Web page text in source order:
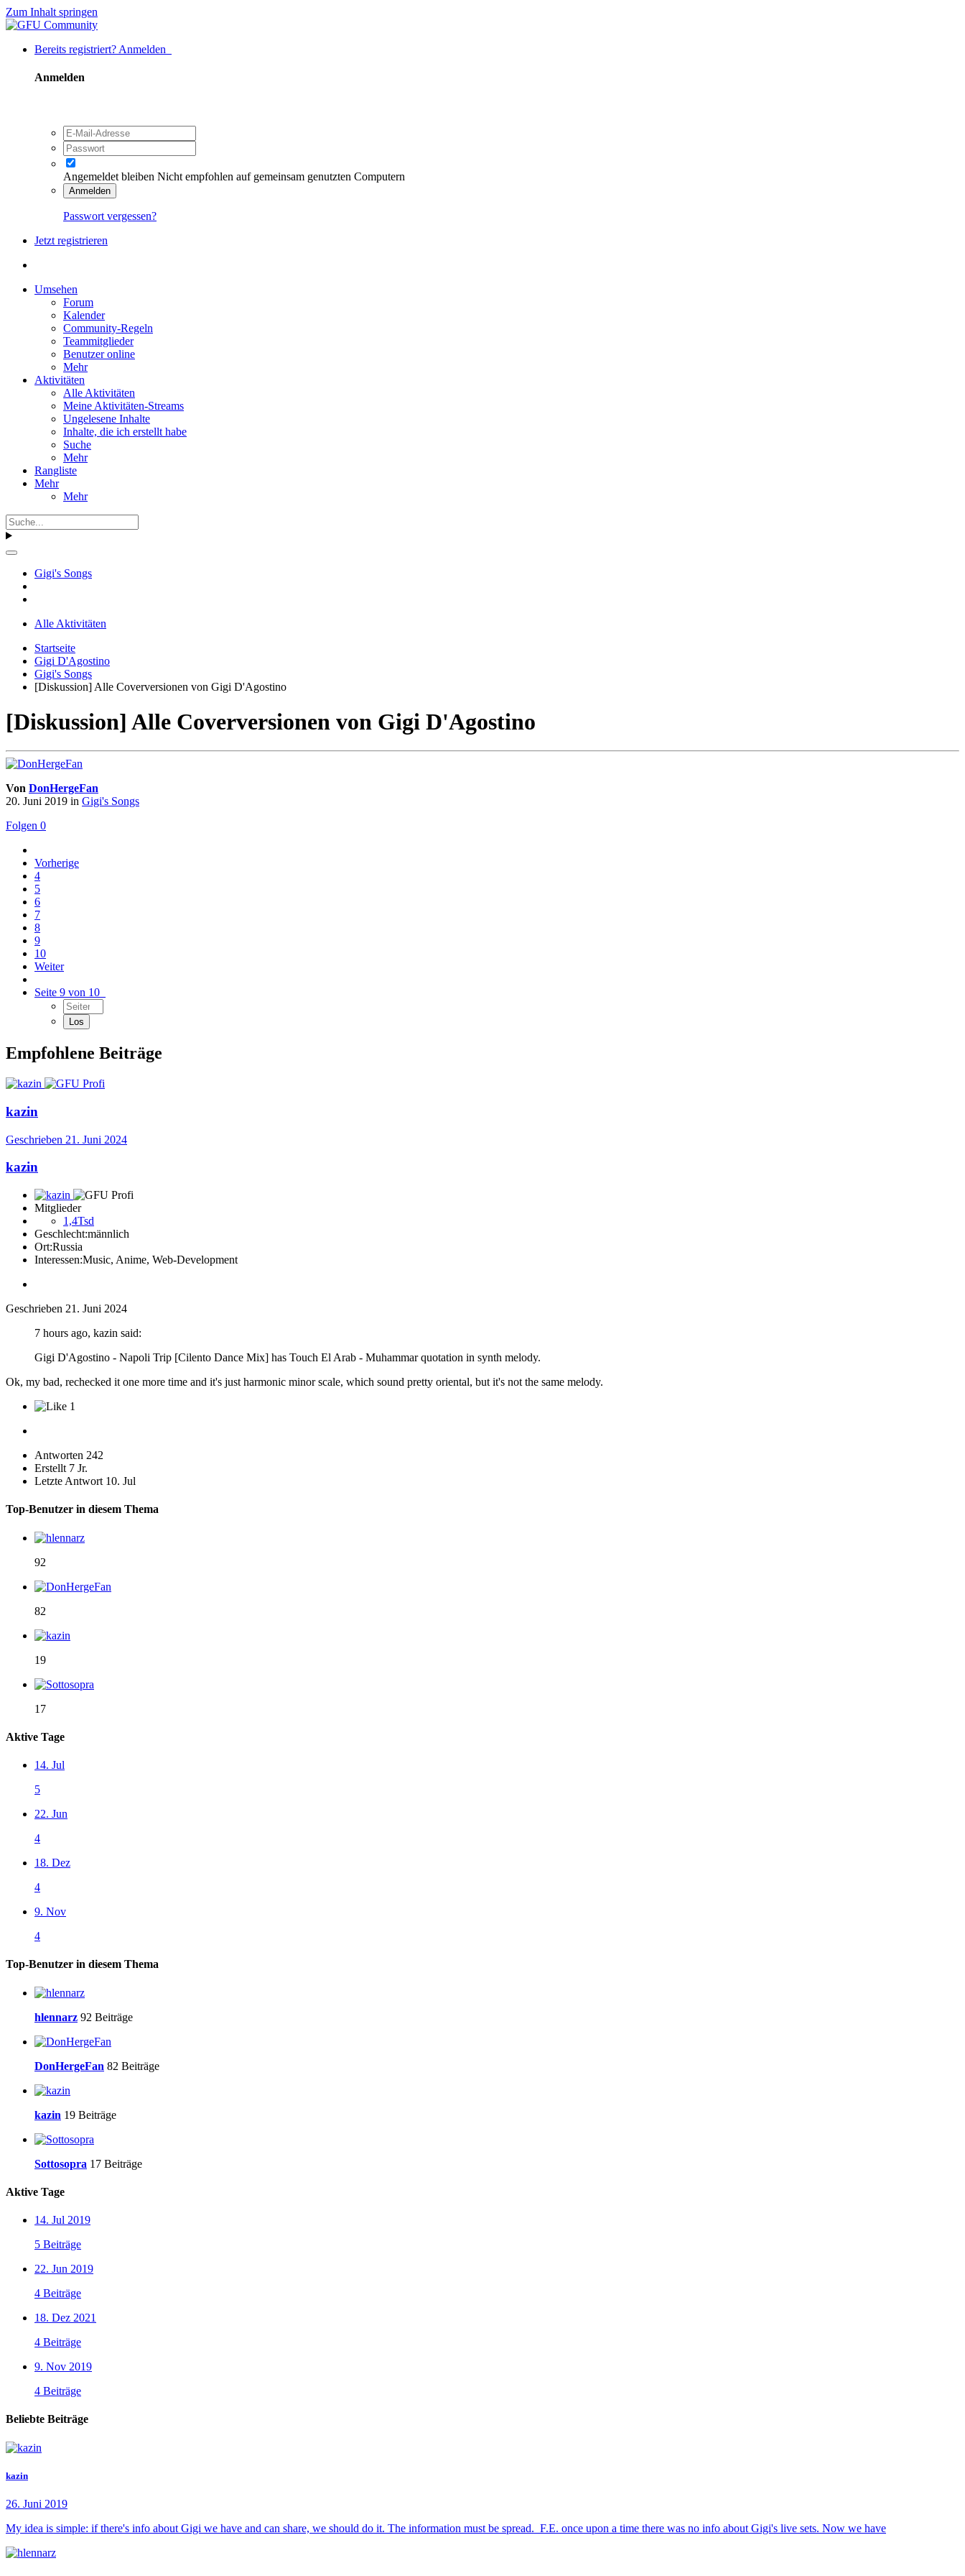
Zum Inhalt springen
Bereits registriert? Anmelden
Anmelden
Angemeldet bleiben Nicht empfohlen auf gemeinsam genutzten Computern
Anmelden
Passwort vergessen?
Jetzt registrieren
Umsehen
Forum
Kalender
Community-Regeln
Teammitglieder
Benutzer online
Mehr
Aktivitäten
Alle Aktivitäten
Meine Aktivitäten-Streams
Ungelesene Inhalte
Inhalte, die ich erstellt habe
Suche
Mehr
Rangliste
Mehr
Mehr
Gigi's Songs
Alle Aktivitäten
Startseite
Gigi D'Agostino
Gigi's Songs
[Diskussion] Alle Coverversionen von Gigi D'Agostino
[Diskussion] Alle Coverversionen von Gigi D'Agostino
Von DonHergeFan
20. Juni 2019 in Gigi's Songs
Folgen 0
Vorherige
4
5
6
7
8
9
10
Weiter
Seite 9 von 10
Empfohlene Beiträge
kazin
Geschrieben 21. Juni 2024
kazin
Mitglieder
1,4Tsd
Geschlecht:männlich
Ort:Russia
Interessen:Music, Anime, Web-Development
Geschrieben 21. Juni 2024
7 hours ago, kazin said:
Gigi D'Agostino - Napoli Trip [Cilento Dance Mix] has Touch El Arab - Muhammar quotation in synth melody.
Ok, my bad, rechecked it one more time and it's just harmonic minor scale, which sound pretty oriental, but it's not the same melody.
1
Antworten 242
Erstellt 7 Jr.
Letzte Antwort 10. Jul
Top-Benutzer in diesem Thema
92
82
19
17
Aktive Tage
14. Jul
5
22. Jun
4
18. Dez
4
9. Nov
4
Top-Benutzer in diesem Thema
hlennarz 92 Beiträge
DonHergeFan 82 Beiträge
kazin 19 Beiträge
Sottosopra 17 Beiträge
Aktive Tage
14. Jul 2019
5 Beiträge
22. Jun 2019
4 Beiträge
18. Dez 2021
4 Beiträge
9. Nov 2019
4 Beiträge
Beliebte Beiträge
kazin
26. Juni 2019
My idea is simple: if there's info about Gigi we have and can share, we should do it. The information must be spread. F.E. once upon a time there was no info about Gigi's live sets. Now we have